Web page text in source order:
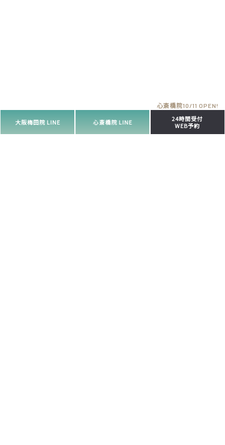
大阪梅田院 LINE 心斎橋院 LINE
24時間受付
WEB予約